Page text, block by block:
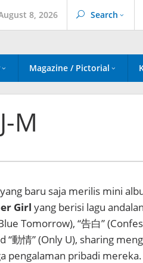
8, 2026 Search
Magazine / Pictorial
M
yang baru saja merilis mini
Girl yang berisi lagu
Tomorrow), “告白”
“動情” (Only U), sharing
pengalaman pribadi mereka.